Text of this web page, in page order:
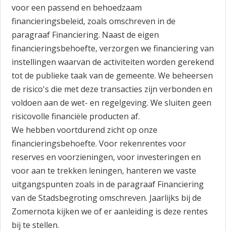
voor een passend en behoedzaam
financieringsbeleid, zoals omschreven in de
paragraaf Financiering. Naast de eigen
financieringsbehoefte, verzorgen we financiering van
instellingen waarvan de activiteiten worden gerekend
tot de publieke taak van de gemeente. We beheersen
de risico's die met deze transacties zijn verbonden en
voldoen aan de wet- en regelgeving. We sluiten geen
risicovolle financiële producten af.
We hebben voortdurend zicht op onze
financieringsbehoefte. Voor rekenrentes voor
reserves en voorzieningen, voor investeringen en
voor aan te trekken leningen, hanteren we vaste
uitgangspunten zoals in de paragraaf Financiering
van de Stadsbegroting omschreven. Jaarlijks bij de
Zomernota kijken we of er aanleiding is deze rentes
bij te stellen.